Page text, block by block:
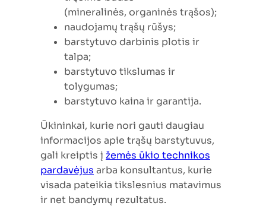
(mineralinės, organinės trąšos);
naudojamų trąšų rūšys;
barstytuvo darbinis plotis ir
talpa;
barstytuvo tikslumas ir
tolygumas;
barstytuvo kaina ir garantija.
Ūkininkai, kurie nori gauti daugiau
informacijos apie trąšų barstytuvus,
gali kreiptis į žemės ūkio technikos
pardavėjus arba konsultantus, kurie
visada pateikia tikslesnius matavimus
ir net bandymų rezultatus.